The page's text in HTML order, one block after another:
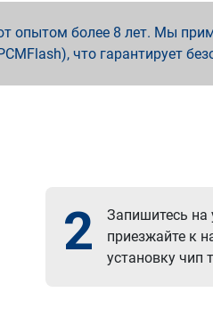
опытом более 8 лет. Мы
что гарантирует
2
Запишитесь на
приезжайте к
установку чип